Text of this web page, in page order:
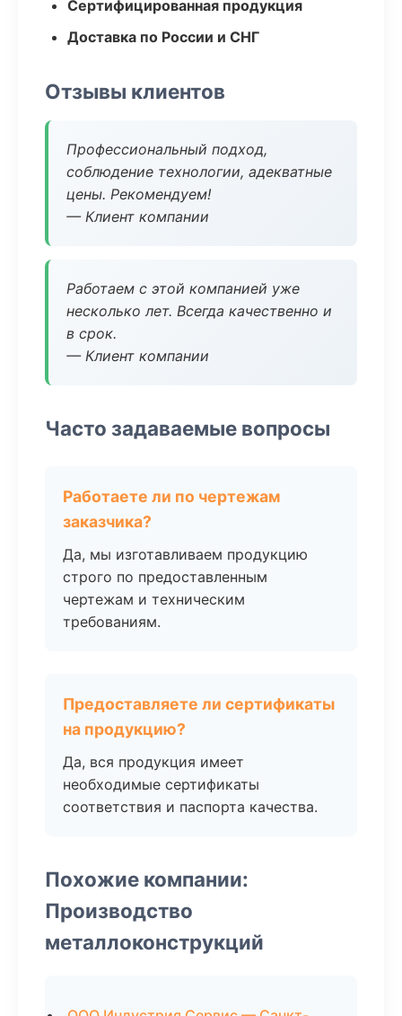
Сертифицированная продукция
Доставка по России и СНГ
Отзывы клиентов
Профессиональный подход,
соблюдение технологии, адекватные
цены. Рекомендуем!
— Клиент компании
Работаем с этой компанией уже
несколько лет. Всегда качественно и
в срок.
— Клиент компании
Часто задаваемые вопросы
Работаете ли по чертежам
заказчика?
Да, мы изготавливаем продукцию
строго по предоставленным
чертежам и техническим
требованиям.
Предоставляете ли сертификаты
на продукцию?
Да, вся продукция имеет
необходимые сертификаты
соответствия и паспорта качества.
Похожие компании:
Производство
металлоконструкций